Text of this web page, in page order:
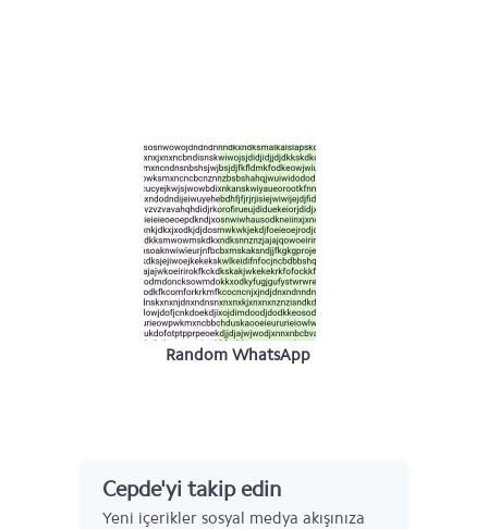
Random WhatsApp
Cepde'yi takip edin
Yeni içerikler sosyal medya akışınıza